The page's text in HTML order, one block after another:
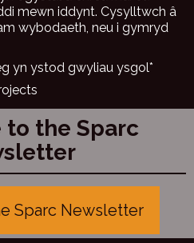
mewn iddynt. Cysylltwch â
wybodaeth, neu i gymryd
yn ystod gwyliau ysgol*
the Sparc
Sparc Newsletter